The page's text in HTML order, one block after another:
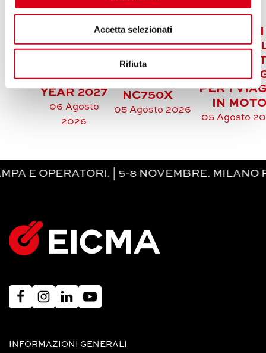
Accetta selezionati
Rifiuta
Z500 /
NUOVI
COLORI
MODEL
YEAR 2027
06 Agosto
2026
HONDA
RINFRESCA
CROMATICA
DELLA
BICILINDRICA
NC750X
05 Agosto 2026
GUANTI
ESTIVI
PER I
IN
05 Agosto
| 5-8 NOVEMBRE. MILANO
INFORMAZIONI GENERALI